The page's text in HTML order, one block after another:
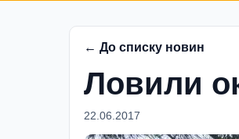
← До списку новин
Ловили
22.06.2017